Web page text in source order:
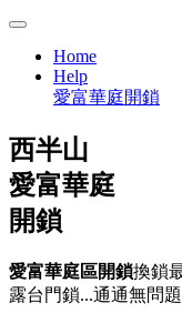
Home
Help
愛富華庭開鎖
西半山
愛富華庭
開鎖
愛富華庭區開鎖換鎖
露台門鎖...通通無問